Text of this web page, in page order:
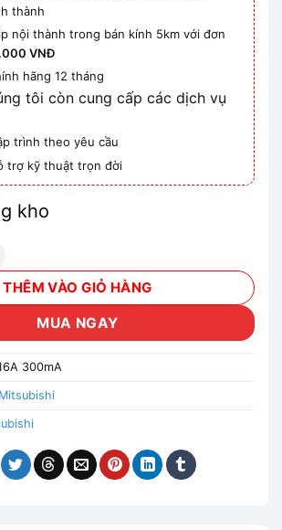
thành
nội thành trong bán kính 5km với đơn
VNĐ
hãng 12 tháng
tôi còn cung cấp các dịch vụ
trình theo yêu cầu
trợ kỹ thuật trọn đời
kho
BV-DN 1PN 16A 300mA 4.5kA số
THÊM VÀO GIỎ HÀNG
MUA NGAY
300mA